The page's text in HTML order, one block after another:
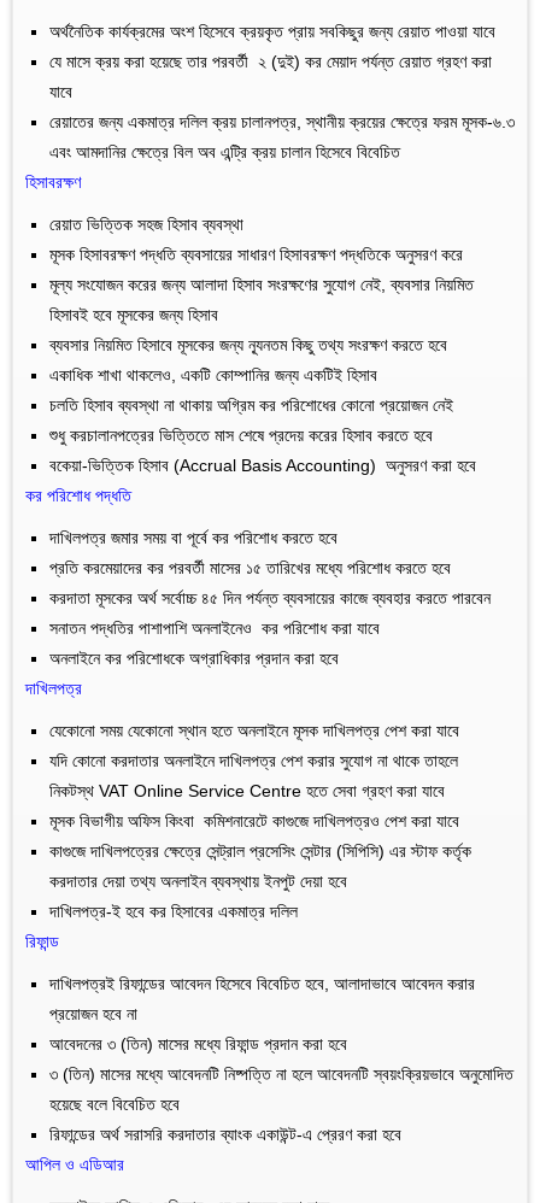
অর্থনৈতিক কার্যক্রমের অংশ হিসেবে ক্রয়কৃত প্রায় সবকিছুর জন্য রেয়াত পাওয়া যাবে
যে মাসে ক্রয় করা হয়েছে তার পরবর্তী ২ (দুই) কর মেয়াদ পর্যন্ত রেয়াত গ্রহণ করা
যাবে
রেয়াতের জন্য একমাত্র দলিল ক্রয় চালানপত্র, স্থানীয় ক্রয়ের ক্ষেত্রে ফরম মূসক-৬.৩
এবং আমদানির ক্ষেত্রে বিল অব এন্ট্রি ক্রয় চালান হিসেবে বিবেচিত
হিসাবরক্ষণ
রেয়াত ভিত্তিক সহজ হিসাব ব্যবস্থা
মূসক হিসাবরক্ষণ পদ্ধতি ব্যবসায়ের সাধারণ হিসাবরক্ষণ পদ্ধতিকে অনুসরণ করে
মূল্য সংযোজন করের জন্য আলাদা হিসাব সংরক্ষণের সুযোগ নেই, ব্যবসার নিয়মিত
হিসাবই হবে মূসকের জন্য হিসাব
ব্যবসার নিয়মিত হিসাবে মূসকের জন্য ন্যূনতম কিছু তথ্য সংরক্ষণ করতে হবে
একাধিক শাখা থাকলেও, একটি কোম্পানির জন্য একটিই হিসাব
চলতি হিসাব ব্যবস্থা না থাকায় অগ্রিম কর পরিশোধের কোনো প্রয়োজন নেই
শুধু করচালানপত্রের ভিত্তিতে মাস শেষে প্রদেয় করের হিসাব করতে হবে
বকেয়া-ভিত্তিক হিসাব (Accrual Basis Accounting) অনুসরণ করা হবে
কর পরিশোধ পদ্ধতি
দাখিলপত্র জমার সময় বা পূর্বে কর পরিশোধ করতে হবে
প্রতি করমেয়াদের কর পরবর্তী মাসের ১৫ তারিখের মধ্যে পরিশোধ করতে হবে
করদাতা মূসকের অর্থ সর্বোচ্চ ৪৫ দিন পর্যন্ত ব্যবসায়ের কাজে ব্যবহার করতে পারবেন
সনাতন পদ্ধতির পাশাপাশি অনলাইনেও কর পরিশোধ করা যাবে
অনলাইনে কর পরিশোধকে অগ্রাধিকার প্রদান করা হবে
দাখিলপত্র
যেকোনো সময় যেকোনো স্থান হতে অনলাইনে মূসক দাখিলপত্র পেশ করা যাবে
যদি কোনো করদাতার অনলাইনে দাখিলপত্র পেশ করার সুযোগ না থাকে তাহলে
নিকটস্থ VAT Online Service Centre হতে সেবা গ্রহণ করা যাবে
মূসক বিভাগীয় অফিস কিংবা কমিশনারেটে কাগুজে দাখিলপত্রও পেশ করা যাবে
কাগুজে দাখিলপত্রের ক্ষেত্রে সেন্ট্রাল প্রসেসিং সেন্টার (সিপিসি) এর স্টাফ কর্তৃক
করদাতার দেয়া তথ্য অনলাইন ব্যবস্থায় ইনপুট দেয়া হবে
দাখিলপত্র-ই হবে কর হিসাবের একমাত্র দলিল
রিফান্ড
দাখিলপত্রই রিফান্ডের আবেদন হিসেবে বিবেচিত হবে, আলাদাভাবে আবেদন করার
প্রয়োজন হবে না
আবেদনের ৩ (তিন) মাসের মধ্যে রিফান্ড প্রদান করা হবে
৩ (তিন) মাসের মধ্যে আবেদনটি নিষ্পত্তি না হলে আবেদনটি স্বয়ংক্রিয়ভাবে অনুমোদিত
হয়েছে বলে বিবেচিত হবে
রিফান্ডের অর্থ সরাসরি করদাতার ব্যাংক একাউন্ট-এ প্রেরণ করা হবে
আপিল ও এডিআর